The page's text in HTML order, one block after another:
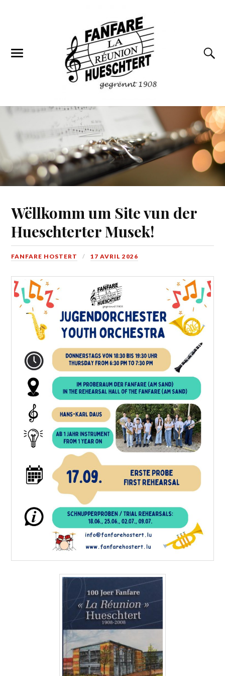
Wëllkomm um Site vun der
Hueschterter Musek!
FANFARE HOSTERT 17 AVRIL 2026